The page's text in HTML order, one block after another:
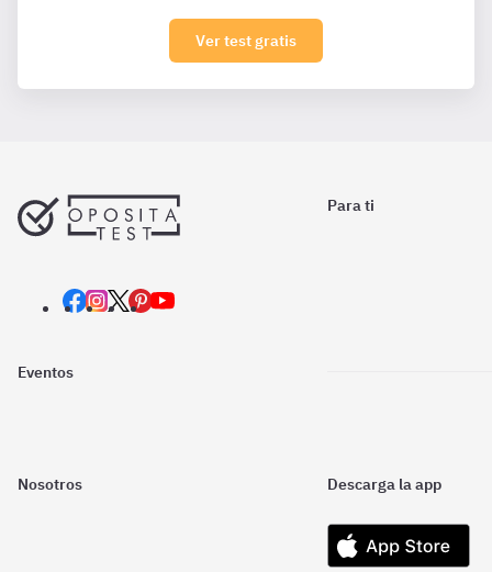
Ver test gratis
Para ti
Eventos
Nosotros Descarga la app